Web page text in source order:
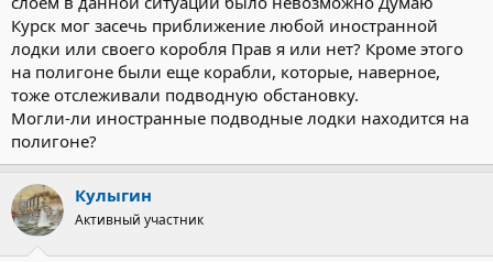
Курск мог засечь приближение любой иностранной
лодки или своего коробля Прав я или нет? Кроме этого
на полигоне были еще корабли, которые, наверное,
тоже отслеживали подводную обстановку.
Могли-ли иностранные подводные лодки находится на
полигоне?
Кулыгин
Активный участник